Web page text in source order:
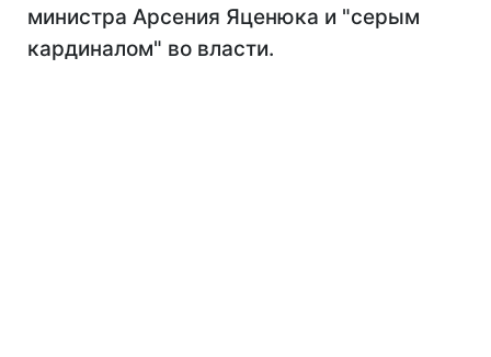
министра Арсения Яценюка и "серым
кардиналом" во власти.